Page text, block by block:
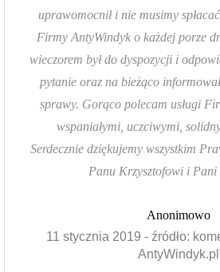
uprawomocnił i nie musimy
Firmy AntyWindyk o każdej porze
wieczorem był do dyspozycji i
pytanie oraz na bieżąco
sprawy. Gorąco polecam usługi
wspaniałymi, uczciwymi,
Serdecznie dziękujemy wszystkim
Panu Krzysztofowi i
Anonimowo
11 stycznia 2019 - źródło:
AntyWindyk.pl